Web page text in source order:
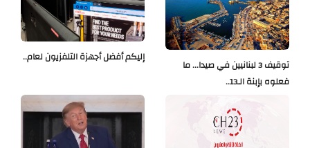
إليكم أفضل أجهزة التلفزيون لعام..
توقيف 3 لبنانيين في صيدا... ما
فعلوه بإبنة الـ13..